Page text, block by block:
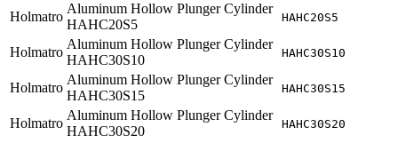
Holmatro
Aluminum Hollow Plunger Cylinder
HAHC20S5
HAHC20S5
Holmatro
Aluminum Hollow Plunger Cylinder
HAHC30S10
HAHC30S10
Holmatro
Aluminum Hollow Plunger Cylinder
HAHC30S15
HAHC30S15
Holmatro
Aluminum Hollow Plunger Cylinder
HAHC30S20
HAHC30S20